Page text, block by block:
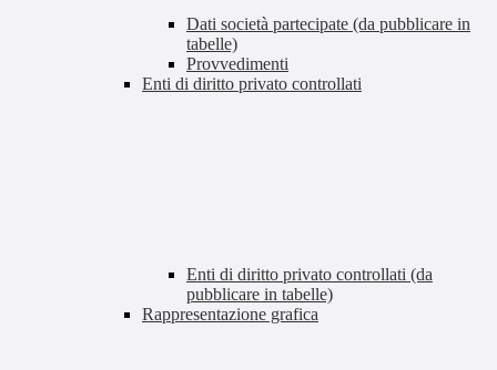
Dati società partecipate (da pubblicare in
tabelle)
Provvedimenti
Enti di diritto privato controllati
Enti di diritto privato controllati (da
pubblicare in tabelle)
Rappresentazione grafica